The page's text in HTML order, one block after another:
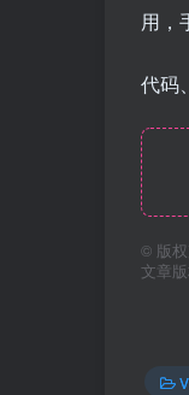
用，
代码
© 版
文章